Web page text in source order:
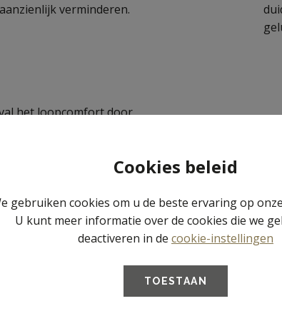
verminderen.
het loopcomfort door
alleen het comfort,
ook minder belast.
(DL, CC, CS)
Cookies beleid
gebruiken cookies om u de beste ervaring op
U kunt meer informatie over de cookies die we
deactiveren in de cookie-instellingen
TOESTAAN